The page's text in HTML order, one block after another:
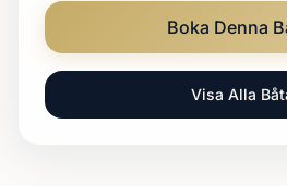
Boka Denna
Visa Alla